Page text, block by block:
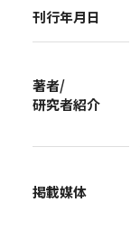
刊行年月日
著者/
研究者紹介
掲載媒体